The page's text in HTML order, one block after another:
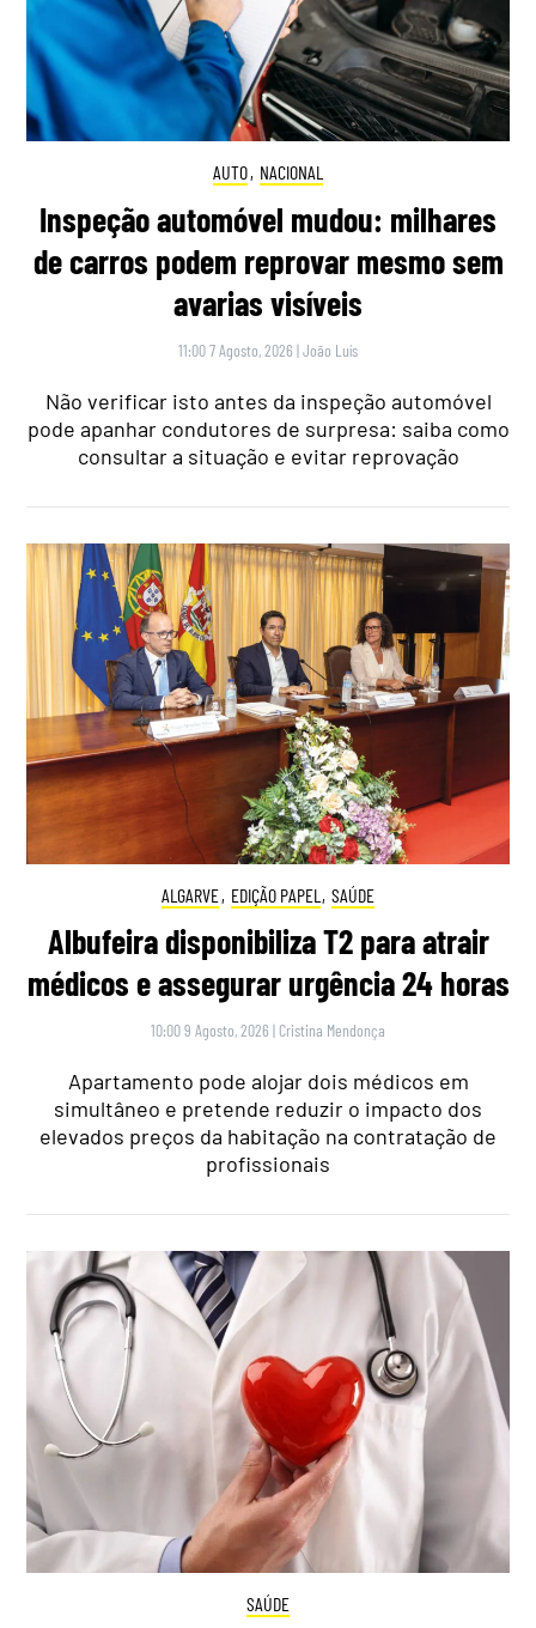
AUTO, NACIONAL
Inspeção automóvel mudou: milhares
de carros podem reprovar mesmo sem
avarias visíveis
11:00 7 Agosto, 2026 |João Luís
Não verificar isto antes da inspeção automóvel
pode apanhar condutores de surpresa: saiba como
consultar a situação e evitar reprovação
ALGARVE, EDIÇÃO PAPEL , SAÚDE
Albufeira disponibiliza T2 para atrair
médicos e assegurar urgência 24 horas
10:00 9 Agosto, 2026 | Cristina Mendonça
Apartamento pode alojar dois médicos em
simultâneo e pretende reduzir o impacto dos
elevados preços da habitação na contratação de
profissionais
SAÚDE